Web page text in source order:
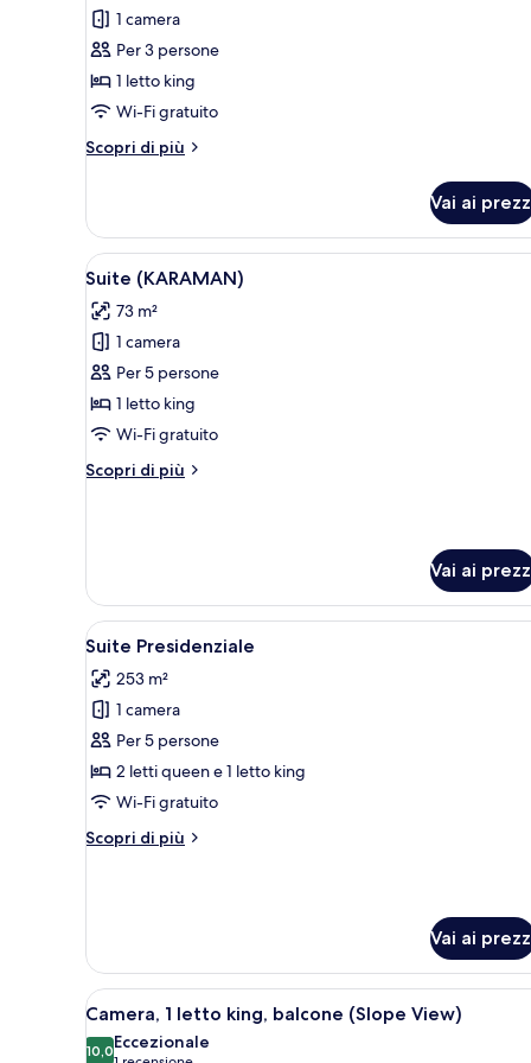
per
Camera,
1
letto
king
1 camera
Per 3 persone
1 letto king
Wi-Fi gratuito
Scopri di più
Altri
1
letto
king
Vai ai
Apri
tutte
le
foto
per
Suite
(KARAMAN)
Biancheria da letto di alta
5
Suite (KARAMAN)
73 m²
1 camera
Per 5 persone
1 letto king
Wi-Fi gratuito
Scopri di più
Altri
Vai ai
Apri
tutte
le
foto
per
Suite
Presidenziale
Un'ampia zona giorno con
6
Suite Presidenziale
253 m²
1 camera
Per 5 persone
2 letti queen e 1 letto king
Wi-Fi gratuito
Scopri di più
Altri
Vai ai
Apri
tutte
le
Una camera d'albergo con
5
Camera, 1 letto king, balcone (Slope View)
10,010,0 su 10
Eccezionale